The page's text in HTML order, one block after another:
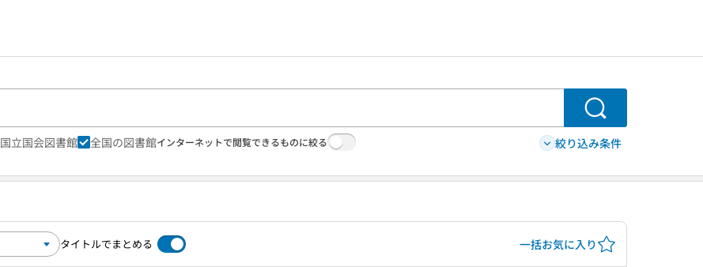
検索
国立国会図書館 全国の図書館インターネットで閲覧できるものに絞る 絞り込み条件
タイトルでまとめる 一括お気に入り